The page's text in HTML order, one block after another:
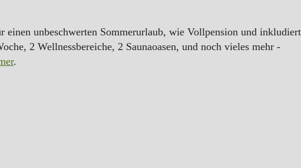
einen unbeschwerten Sommerurlaub, wie Vollpension und
2 Wellnessbereiche, 2 Saunaoasen, und noch vieles mehr -
.